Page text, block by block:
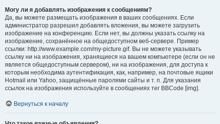
Могу ли я добавлять изображения к сообщениям?
Да, вы можете размещать изображения в ваших сообщениях. Если
администратор разрешил добавлять вложения, вы можете загрузить
изображение на конференцию. Если нет, вы должны указать ссылку на
изображение, сохранённое на общедоступном веб-сервере. Пример
ссылки: http://www.example.com/my-picture.gif. Вы не можете указывать
ссылку ни на изображения, хранящиеся на вашем компьютере (если он не
является общедоступным сервером), ни на изображения, для доступа к
которым необходима аутентификация, как, например, на почтовые ящики
Hotmail или Yahoo, защищённые паролями сайты и т. п. Для указания
ссылок на изображения используйте в сообщениях тег BBCode [img].
Вернуться к началу